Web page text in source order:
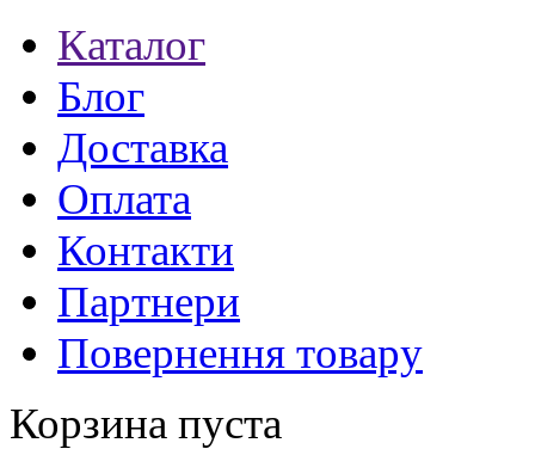
Каталог
Блог
Доставка
Оплата
Контакти
Партнери
Повернення товару
Корзина пуста